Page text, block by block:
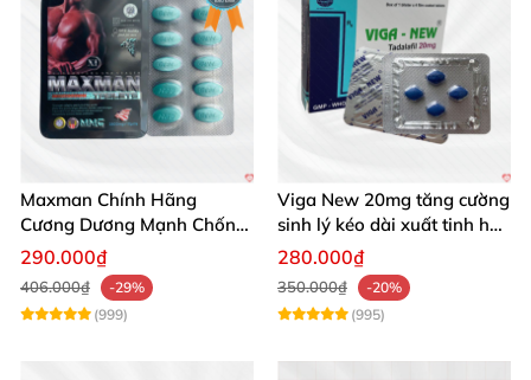
Maxman Chính Hãng
Cương Dương Mạnh Chống
Xuất Tinh Sớm Hộp 10
290.000₫
406.000₫
-29%
(999)
Viga New 20mg tăng cường
sinh lý kéo dài xuất tinh hộp
4 viên
280.000₫
350.000₫
-20%
(995)